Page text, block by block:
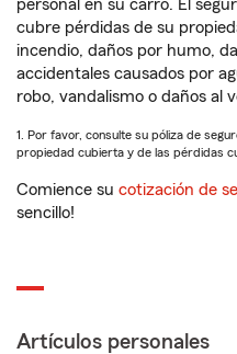
personal en su carro. El
cubre pérdidas de su
incendio, daños por humo,
accidentales causados por
robo, vandalismo o daños al
1. Por favor, consulte su póliza de
propiedad cubierta y de las pérdidas
Comience su cotización de
sencillo!
Artículos personales